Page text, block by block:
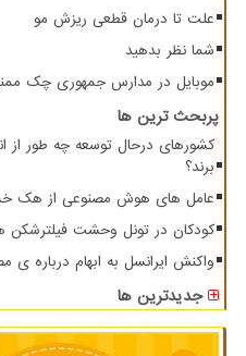
علت تا درمان قطعی ریزش مو
شما نظر بدهید
موبایل در مدارس جمهوری چک
پربحث ترین ها
کشورهای درحال توسعه چه طور
برند؟
عامل های هوش مصنوعی از هک
کودکان در تونل وحشت فیلترشکن
واکنش ایرانسل به ابهام درباره ی
جدیدترین ها